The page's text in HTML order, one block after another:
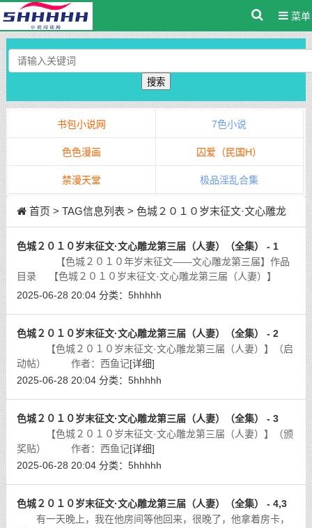
菜单
搜索
书包小说网 7色小说
色色漫画 囚爱（民国H）
禁漫天堂 极品淫乱合集
首页 > TAG信息列表 > 色城２０１０岁末征文·文心雕龙
色城２０１０岁末征文·文心雕龙第三届（人妻）（全集） - 1
【色城２０１０年岁末征文——文心雕龙第三届】作品
目录 【色城２０１０岁末征文·文心雕龙第三届（人妻）】
（启动帖）【色城２０１０岁末征文·文心雕龙第三届（人妻）】
2025-06-28 20:04 分类： 5hhhhh
色城２０１０岁末征文·文心雕龙第三届（人妻）（全集） - 2
【色城２０１０岁末征文·文心雕龙第三届（人妻）】（启
动帖） 作者：西鱼记[详细]
2025-06-28 20:04 分类： 5hhhhh
色城２０１０岁末征文·文心雕龙第三届（人妻）（全集） - 3
【色城２０１０岁末征文·文心雕龙第三届（人妻）】（颁
奖贴） 作者：西鱼记[详细]
2025-06-28 20:04 分类： 5hhhhh
色城２０１０岁末征文·文心雕龙第三届（人妻）（全集） - 4,3
有一天晚上，我在他房间等他回来，很晚了，他拿着房卡，